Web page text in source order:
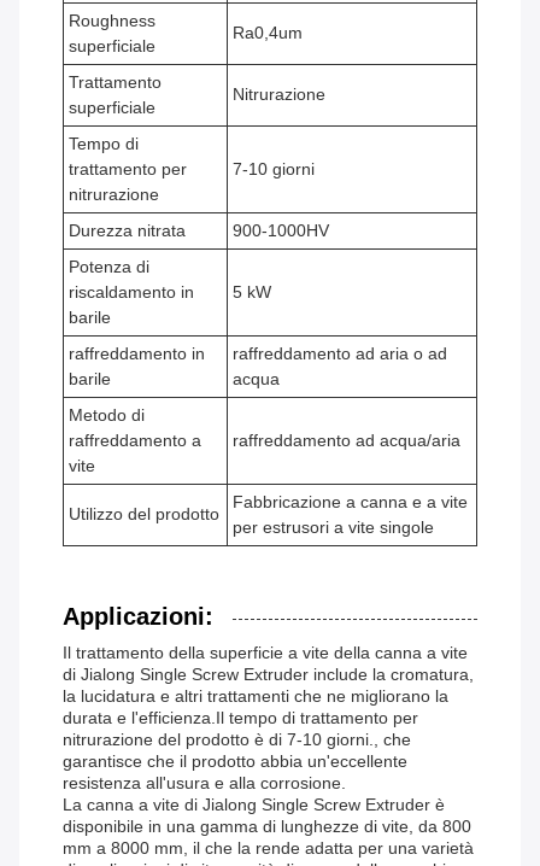
Roughness
superficiale
Ra0,4um
Trattamento
superficiale
Nitrurazione
Tempo di
trattamento per
nitrurazione
7-10 giorni
Durezza nitrata
900-1000HV
Potenza di
riscaldamento in
barile
5 kW
raffreddamento in
barile
raffreddamento ad aria o ad
acqua
Metodo di
raffreddamento a
vite
raffreddamento ad acqua/aria
Utilizzo del prodotto
Fabbricazione a canna e a vite
per estrusori a vite singole
Applicazioni:
Il trattamento della superficie a vite della canna a vite
di Jialong Single Screw Extruder include la cromatura,
la lucidatura e altri trattamenti che ne migliorano la
durata e l'efficienza.Il tempo di trattamento per
nitrurazione del prodotto è di 7-10 giorni., che
garantisce che il prodotto abbia un'eccellente
resistenza all'usura e alla corrosione.
La canna a vite di Jialong Single Screw Extruder è
disponibile in una gamma di lunghezze di vite, da 800
mm a 8000 mm, il che la rende adatta per una varietà